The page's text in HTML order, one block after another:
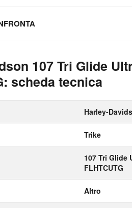
107 Tri Glide
scheda tecnica
Harley-
Trike
107 Tri Glide
FLHTCUTG
Altro